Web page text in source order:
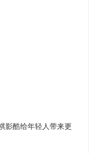
影酷给年轻人带来更